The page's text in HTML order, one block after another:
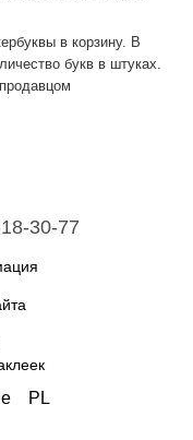
в корзину. В
букв в штуках.
30-77
PL